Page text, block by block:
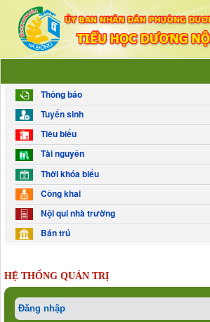
Thông báo
Tuyển sinh
Tiêu biểu
Tài nguyên
Thời khóa biểu
Công khai
Nội qui nhà trường
Bán trú
HỆ THỐNG QUẢN TRỊ
Đăng nhập